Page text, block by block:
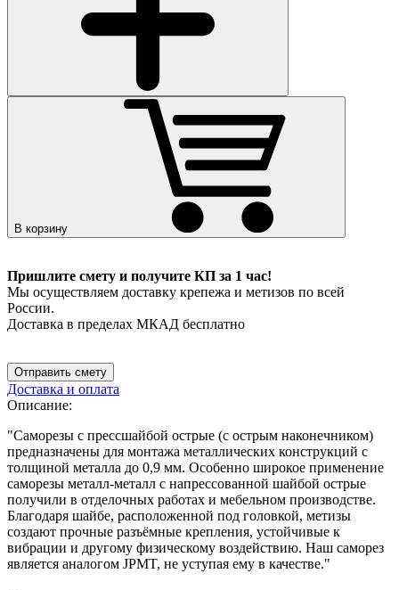
В корзину
Пришлите смету и получите КП за 1 час!
Мы осуществляем доставку крепежа и метизов по всей
России.
Доставка в пределах МКАД бесплатно
Отправить смету
Доставка и оплата
Описание:
"Саморезы с прессшайбой острые (с острым наконечником)
предназначены для монтажа металлических конструкций с
толщиной металла до 0,9 мм. Особенно широкое применение
саморезы металл-металл с напрессованной шайбой острые
получили в отделочных работах и мебельном производстве.
Благодаря шайбе, расположенной под головкой, метизы
создают прочные разъёмные крепления, устойчивые к
вибрации и другому физическому воздействию. Наш саморез
является аналогом JPMT, не уступая ему в качестве."